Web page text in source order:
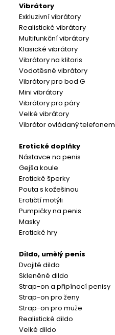
Vibrátory
Exkluzivní vibrátory
Realistické vibrátory
Multifunkční vibrátory
Klasické vibrátory
Vibrátory na klitoris
Vodotěsné vibrátory
Vibrátory pro bod G
Mini vibrátory
Vibrátory pro páry
Velké vibrátory
Vibrátor ovládaný telefonem
Erotické doplňky
Nástavce na penis
Gejša koule
Erotické šperky
Pouta s kožešinou
Erotičtí motýli
Pumpičky na penis
Masky
Erotické hry
Dildo, umělý penis
Dvojité dildo
Skleněné dildo
Strap-on a připínací penisy
Strap-on pro ženy
Strap-on pro muže
Realistické dildo
Velké dildo